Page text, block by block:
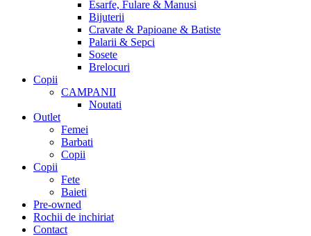
Esarfe, Fulare & Manusi
Bijuterii
Cravate & Papioane & Batiste
Palarii & Sepci
Sosete
Brelocuri
Copii
CAMPANII
Noutati
Outlet
Femei
Barbati
Copii
Copii
Fete
Baieti
Pre-owned
Rochii de inchiriat
Contact